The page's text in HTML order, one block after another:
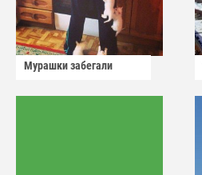
Мурашки забегали